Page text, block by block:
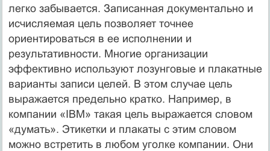
легко забы­вается. Записанная документально и
исчисляемая цель позволяет точнее
ориентироваться в ее исполнении и
результативности. Многие организации
эффективно используют лозунговые и плакатные
варианты записи целей. В этом случае цель
выража­ется предельно кратко. Например, в
компании «IBM» такая цель выражается словом
«думать». Этикетки и плакаты с этим словом
можно встретить в любом уголке компании. Они